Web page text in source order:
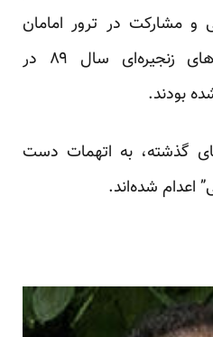
مشارکت در ترور امامان
جمعه سنندج و ناآرامی‌های زنجیره‌ای سال ۸۹ در
بودند.
گذشته، به اتهمات دست
اعدام شده‌اند.